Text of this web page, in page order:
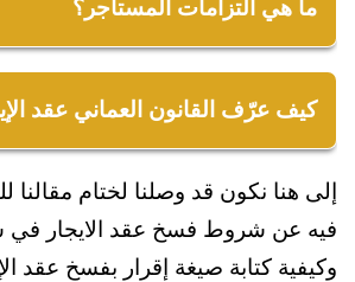
إنذاره.
المؤجر أو المستأجر.
3. حاجة المؤجر للمكان المؤجر
وبالتالي تحقيق المنفعة المقصودة
المستأجر من الانتفاع بالمأجور
ما هي التزامات المستأجر؟
546 من قانون المعاملات المدنية
العقار المؤجر دون رضا المؤجر،
إتلافه والحفاظ عليه محافظة
كيف عرّف القانون العماني عقد
يلتزم المؤجر بموجبه تمكين
بالمأجور لمدة معيّنة لقاء عوض
إلى هنا نكون قد وصلنا لختام مقالنا
فيه عن شروط فسخ عقد الايجار في
وكيفية كتابة صيغة إقرار بفسخ عقد